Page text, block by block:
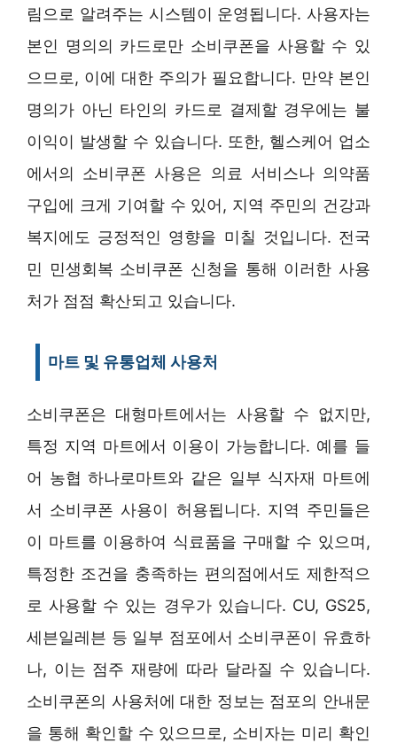
림으로 알려주는 시스템이 운영됩니다. 사용자는
본인 명의의 카드로만 소비쿠폰을 사용할 수 있
으므로, 이에 대한 주의가 필요합니다. 만약 본인
명의가 아닌 타인의 카드로 결제할 경우에는 불
이익이 발생할 수 있습니다. 또한, 헬스케어 업소
에서의 소비쿠폰 사용은 의료 서비스나 의약품
구입에 크게 기여할 수 있어, 지역 주민의 건강과
복지에도 긍정적인 영향을 미칠 것입니다. 전국
민 민생회복 소비쿠폰 신청을 통해 이러한 사용
처가 점점 확산되고 있습니다.
마트 및 유통업체 사용처
소비쿠폰은 대형마트에서는 사용할 수 없지만,
특정 지역 마트에서 이용이 가능합니다. 예를 들
어 농협 하나로마트와 같은 일부 식자재 마트에
서 소비쿠폰 사용이 허용됩니다. 지역 주민들은
이 마트를 이용하여 식료품을 구매할 수 있으며,
특정한 조건을 충족하는 편의점에서도 제한적으
로 사용할 수 있는 경우가 있습니다. CU, GS25,
세븐일레븐 등 일부 점포에서 소비쿠폰이 유효하
나, 이는 점주 재량에 따라 달라질 수 있습니다.
소비쿠폰의 사용처에 대한 정보는 점포의 안내문
을 통해 확인할 수 있으므로, 소비자는 미리 확인